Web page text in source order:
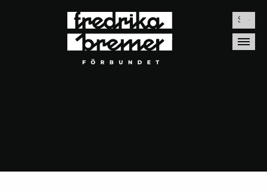
Sök
efter: